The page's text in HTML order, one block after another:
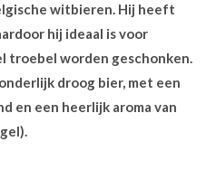
witbieren. Hij heeft
hij ideaal is voor
worden geschonken.
droog bier, met een
en een heerlijk aroma van